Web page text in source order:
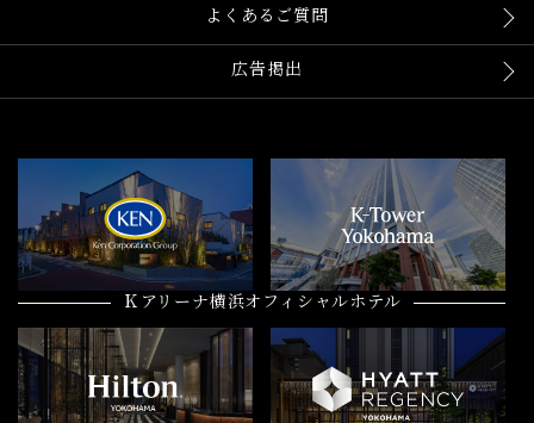
よくあるご質問
広告掲出
Ｋアリーナ横浜オフィシャルホテル